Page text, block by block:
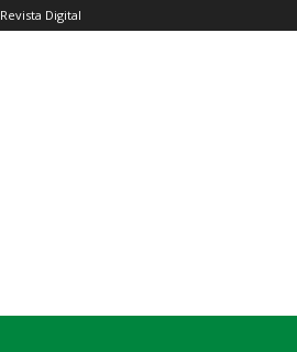
Revista Digital